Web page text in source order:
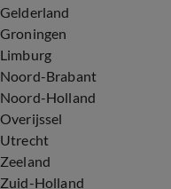
Gelderland
Groningen
Limburg
Noord-Brabant
Noord-Holland
Overijssel
Utrecht
Zeeland
Zuid-Holland